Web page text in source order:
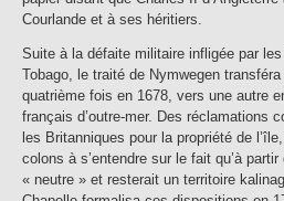
Courlande et à ses héritiers.
Suite à la défaite militaire infligée par
Tobago, le traité de Nymwegen
quatrième fois en 1678, vers une autre
français d’outre-mer. Des réclamations
les Britanniques pour la propriété de
colons à s’entendre sur le fait qu’à
« neutre » et resterait un territoire